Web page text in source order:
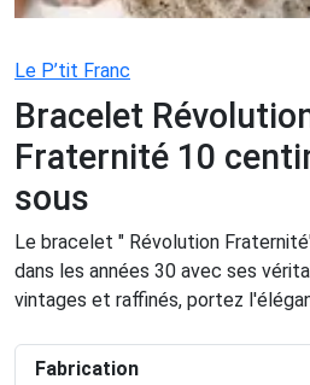
Le P’tit Franc
Bracelet
Fraternité 10
sous
Le bracelet " Révolution
dans les années 30 avec ses
vintages et raffinés, portez
Fabrication